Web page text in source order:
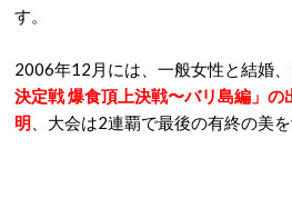
す。
2006年12月には、一般女性と結婚、
決定戦 爆食頂上決戦〜バリ島編」の
明 、大会は2連覇で最後の有終の美